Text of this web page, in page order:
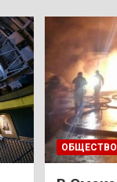
ОБЩЕСТВО